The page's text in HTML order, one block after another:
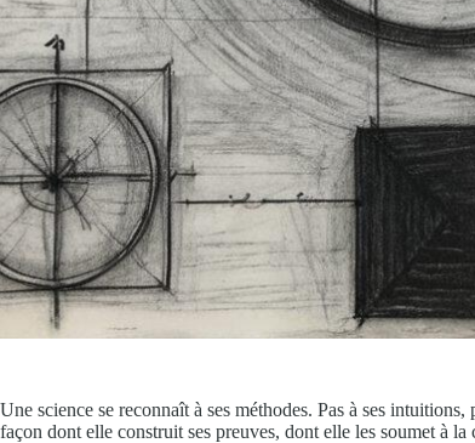
Une science se reconnaît à ses méthodes. Pas à ses
façon dont elle construit ses preuves, dont elle les soumet à